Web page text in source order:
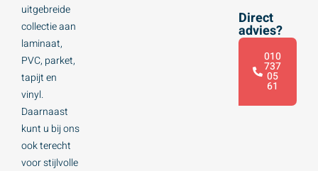
uitgebreide
collectie aan
laminaat,
PVC, parket,
tapijt en
vinyl.
Daarnaast
kunt u bij ons
ook terecht
voor stijlvolle
Direct
advies?
010
737
05
61